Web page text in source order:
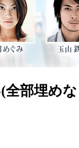
部埋め